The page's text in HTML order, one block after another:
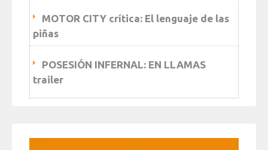
MOTOR CITY crítica: El lenguaje de las
piñas
POSESIÓN INFERNAL: EN LLAMAS
trailer